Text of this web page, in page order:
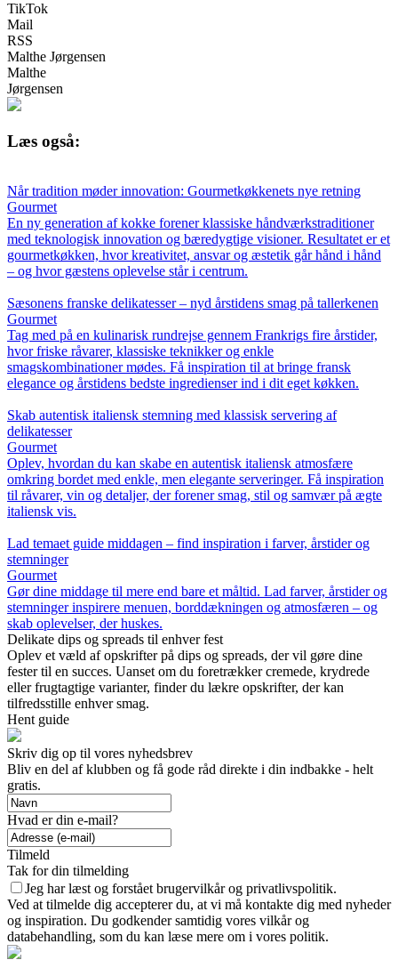
TikTok
Mail
RSS
Malthe Jørgensen
Malthe
Jørgensen
Læs også:
Når tradition møder innovation: Gourmetkøkkenets nye retning
Gourmet
En ny generation af kokke forener klassiske håndværkstraditioner
med teknologisk innovation og bæredygtige visioner. Resultatet er et
gourmetkøkken, hvor kreativitet, ansvar og æstetik går hånd i hånd
– og hvor gæstens oplevelse står i centrum.
Sæsonens franske delikatesser – nyd årstidens smag på tallerkenen
Gourmet
Tag med på en kulinarisk rundrejse gennem Frankrigs fire årstider,
hvor friske råvarer, klassiske teknikker og enkle
smagskombinationer mødes. Få inspiration til at bringe fransk
elegance og årstidens bedste ingredienser ind i dit eget køkken.
Skab autentisk italiensk stemning med klassisk servering af
delikatesser
Gourmet
Oplev, hvordan du kan skabe en autentisk italiensk atmosfære
omkring bordet med enkle, men elegante serveringer. Få inspiration
til råvarer, vin og detaljer, der forener smag, stil og samvær på ægte
italiensk vis.
Lad temaet guide middagen – find inspiration i farver, årstider og
stemninger
Gourmet
Gør dine middage til mere end bare et måltid. Lad farver, årstider og
stemninger inspirere menuen, borddækningen og atmosfæren – og
skab oplevelser, der huskes.
Delikate dips og spreads til enhver fest
Oplev et væld af opskrifter på dips og spreads, der vil gøre dine
fester til en succes. Uanset om du foretrækker cremede, krydrede
eller frugtagtige varianter, finder du lækre opskrifter, der kan
tilfredsstille enhver smag.
Hent guide
Skriv dig op til vores nyhedsbrev
Bliv en del af klubben og få gode råd direkte i din indbakke - helt
gratis.
Hvad er din e-mail?
Tilmeld
Tak for din tilmelding
Jeg har læst og forstået brugervilkår og privatlivspolitik.
Ved at tilmelde dig accepterer du, at vi må kontakte dig med nyheder
og inspiration. Du godkender samtidig vores vilkår og
databehandling, som du kan læse mere om i vores politik.